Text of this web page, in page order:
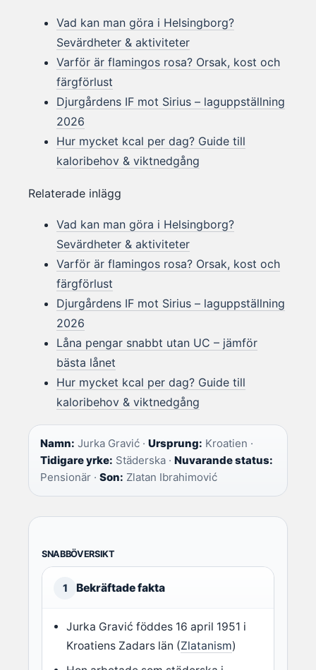
Vad kan man göra i Helsingborg?
Sevärdheter & aktiviteter
Varför är flamingos rosa? Orsak, kost och
färgförlust
Djurgårdens IF mot Sirius – laguppställning
2026
Hur mycket kcal per dag? Guide till
kaloribehov & viktnedgång
Relaterade inlägg
Vad kan man göra i Helsingborg?
Sevärdheter & aktiviteter
Varför är flamingos rosa? Orsak, kost och
färgförlust
Djurgårdens IF mot Sirius – laguppställning
2026
Låna pengar snabbt utan UC – jämför
bästa lånet
Hur mycket kcal per dag? Guide till
kaloribehov & viktnedgång
Namn: Jurka Gravić · Ursprung: Kroatien ·
Tidigare yrke: Städerska · Nuvarande status:
Pensionär · Son: Zlatan Ibrahimović
SNABBÖVERSIKT
1 Bekräftade fakta
Jurka Gravić föddes 16 april 1951 i
Kroatiens Zadars län (Zlatanism)